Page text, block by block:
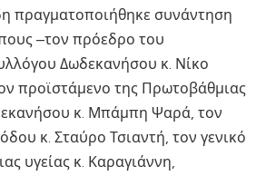
πραγματοποιήθηκε συνάντηση
–τον πρόεδρο του
Δωδεκανήσου κ. Νίκο
προϊστάμενο της Πρωτοβάθμιας
κ. Μπάμπη Ψαρά, τον
κ. Σταύρο Τσιαντή, τον γενικό
υγείας κ. Καραγιάννη,